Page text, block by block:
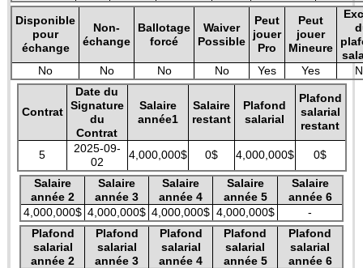
Disponible
pour
échange
Non-
échange
Ballotage
forcé
Waiver
Possible
Peut
jouer
Pro
Peut
jouer
Mineure
No
No No No Yes Yes
Contrat
Date du
Signature
du
Contrat
Salaire
année1
Salaire
restant
Plafond
salarial
Plafond
salarial
restant
5
2025-09-
02
4,000,000$ 0$ 4,000,000$ 0$
Salaire
année 2
Salaire
année 3
Salaire
année 4
Salaire
année 5
Salaire
année 6
4,000,000$ 4,000,000$ 4,000,000$ 4,000,000$
-
Plafond
salarial
année 2
Plafond
salarial
année 3
Plafond
salarial
année 4
Plafond
salarial
année 5
Plafond
salarial
année 6